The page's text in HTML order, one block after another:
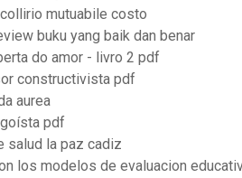
mutuabile costo
buku yang baik dan benar
do amor - livro 2 pdf
constructivista pdf
aurea
pdf
salud la paz cadiz
los modelos de evaluacion